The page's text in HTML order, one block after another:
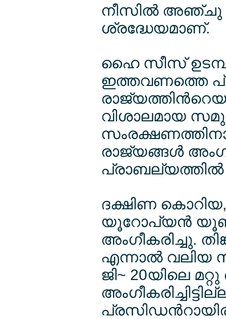
നീസില്‍ അഞ്ചു
ശ്രദ്ധേയമാണ്.
ഹൈ സീസ്
ഇത്തവണത്തെ
വിശാലമായ
രാജ്യങ്ങള്‍
ദക്ഷിണ
യൂറോപ്യന്‍
അംഗീകരിച്ചു.
എന്നാല്‍ വലിയ
ജി~ 20യിലെ